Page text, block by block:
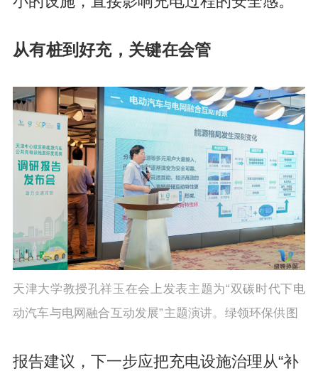
从有桩到好充，关键在会管
天津大学教授孔祥玉在会上发表主题为“双碳时代下电
动汽车与电网融合互动发展”主题演讲。绿领环保供图
报告建议，下一步应把充电设施治理从“补